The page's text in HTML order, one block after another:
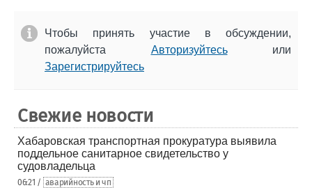
Чтобы принять участие в обсуждении,
пожалуйста Авторизуйтесьили
Зарегистрируйтесь
Свежие новости
Хабаровская транспортная прокуратура выявила
поддельное санитарное свидетельство у
судовладельца
06:21 / аварийность и чп